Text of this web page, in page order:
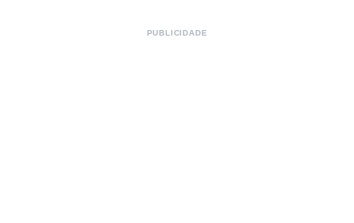
PUBLICIDADE